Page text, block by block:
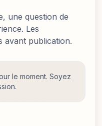
une question de
Les
avant publication.
le moment. Soyez